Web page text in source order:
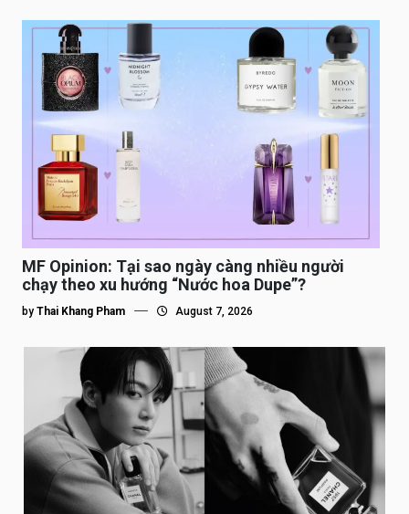
MF Opinion: Tại sao ngày càng nhiều người
chạy theo xu hướng “Nước hoa Dupe”?
by Thai Khang Pham August 7, 2026